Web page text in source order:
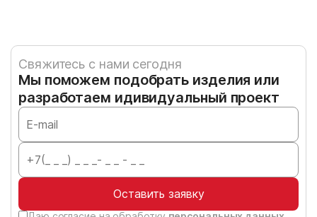
Свяжитесь с нами сегодня
Мы поможем подобрать изделия или
разработаем идивидуальный проект
Оставить заявку